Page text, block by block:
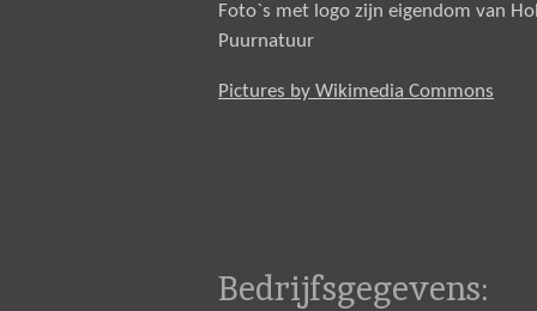
Foto`s met logo zijn eigendom van
Puurnatuur
Pictures by Wikimedia Commons
Bedrijfsgegevens: